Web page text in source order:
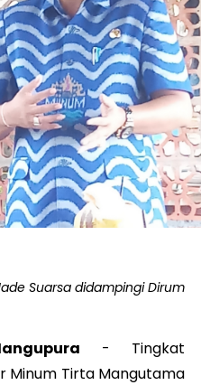
Suarsa didampingi Dirum
- Tingkat
Minum Tirta Mangutama